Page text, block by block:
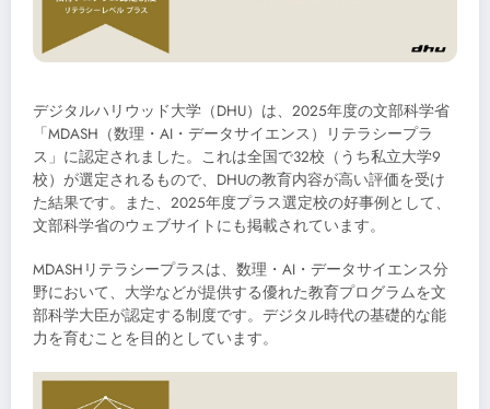
デジタルハリウッド大学（DHU）は、2025年度の文部科学省
「MDASH（数理・AI・データサイエンス）リテラシープラ
ス」に認定されました。これは全国で32校（うち私立大学9
校）が選定されるもので、DHUの教育内容が高い評価を受け
た結果です。また、2025年度プラス選定校の好事例として、
文部科学省のウェブサイトにも掲載されています。
MDASHリテラシープラスは、数理・AI・データサイエンス分
野において、大学などが提供する優れた教育プログラムを文
部科学大臣が認定する制度です。デジタル時代の基礎的な能
力を育むことを目的としています。